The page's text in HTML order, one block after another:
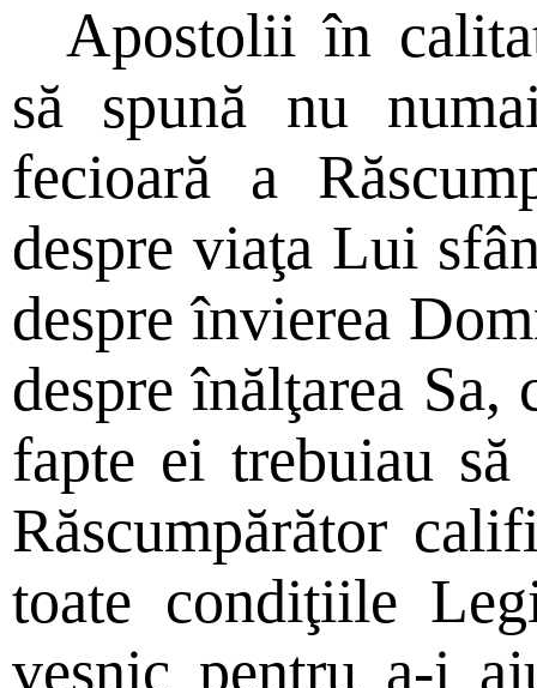
Apostolii în
să spună nu
fecioară a
despre viaţa Lui
despre învierea
despre înălţarea Sa,
fapte ei trebuiau
Răscumpărător
toate condiţiile
veşnic pentru a-i